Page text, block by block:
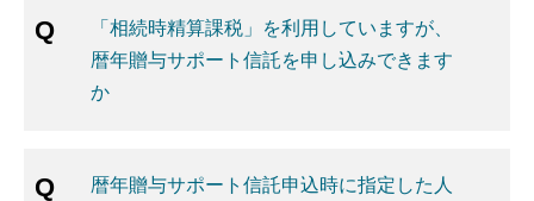
「相続時精算課税」を利用していますが、
暦年贈与サポート信託を申し込みできます
か
暦年贈与サポート信託申込時に指定した人